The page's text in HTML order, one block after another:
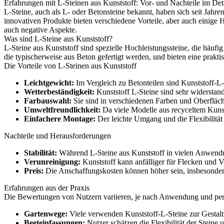
Erfahrungen mit L-Steinen aus Kunststoff: Vor- und Nachteile im
L-Steine, auch als L- oder Betonsteine bekannt, haben sich seit
innovativen Produkte bieten verschiedene Vorteile, aber auch
auch negative Aspekte.
Was sind L-Steine aus Kunststoff?
L-Steine aus Kunststoff sind spezielle Hochleistungssteine, die
die typischerweise aus Beton gefertigt werden, und bieten eine
Die Vorteile von L-Steinen aus Kunststoff
Leichtgewicht: Im Vergleich zu Betonteilen sind Kunststoff-
Wetterbeständigkeit: Kunststoff L-Steine sind sehr
Farbauswahl: Sie sind in verschiedenen Farben und
Umweltfreundlichkeit: Da viele Modelle aus recyceltem
Einfachere Montage: Der leichte Umgang und die
Nachteile und Herausforderungen
Stabilität: Während L-Steine aus Kunststoff in vielen
Verunreinigung: Kunststoff kann anfälliger für Flecken und
Preis: Die Anschaffungskosten können höher sein,
Erfahrungen aus der Praxis
Die Bewertungen von Nutzern variieren, je nach Anwendung und
Gartenwege: Viele verwenden Kunststoff-L-Steine zur